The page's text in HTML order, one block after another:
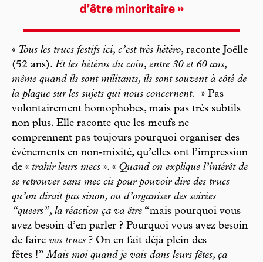
d’être minoritaire »
« Tous les trucs festifs ici, c’est très hétéro, raconte Joëlle
(52 ans). Et les hétéros du coin, entre 30 et 60 ans,
même quand ils sont militants, ils sont souvent à côté de
la plaque sur les sujets qui nous concernent.
» Pas
volontairement homophobes, mais pas très subtils
non plus. Elle raconte que les meufs ne
comprennent pas toujours pourquoi organiser des
événements en non-mixité, qu’elles ont l’impression
de « trahir leurs mecs ». « Quand on explique l’intérêt de
se retrouver sans mec cis pour pouvoir dire des trucs
qu’on dirait pas sinon, ou d’organiser des soirées
“queers”, la réaction ça va être “mais pourquoi vous
avez besoin d’en parler ? Pourquoi vous avez besoin
de faire vos trucs ? On en fait déjà plein des
fêtes !”Mais moi quand je vais dans leurs fêtes, ça